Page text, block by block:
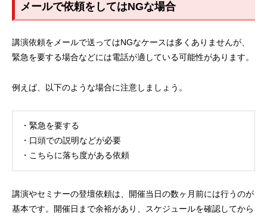
メールで依頼をしてはNGな場合
講演依頼をメールで送ってはNGなケースは多くありませんが、
緊急を要する場合などには電話が適している可能性があります。
例えば、以下のような場合に注意しましょう。
・緊急を要する
・口頭での説明などが必要
・こちらに落ち度がある依頼
講演やセミナーの登壇依頼は、開催当日の数ヶ月前には行うのが
基本です。開催日まで余裕があり、スケジュールを確認してから